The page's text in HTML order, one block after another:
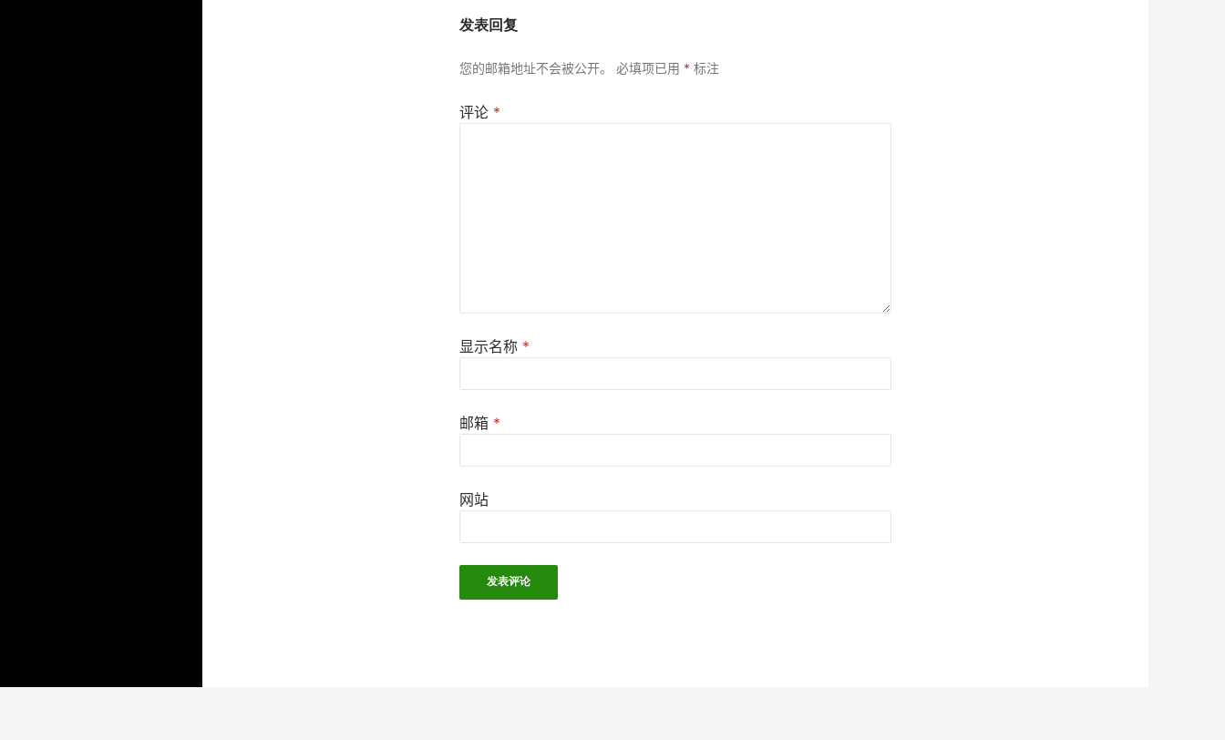
发表回复
您的邮箱地址不会被公开。 必填项已用 * 标注
评论 *
显示名称 *
邮箱 *
网站